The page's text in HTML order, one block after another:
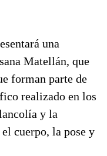
una
Matellán, que
forman parte de
realizado en los
y la
cuerpo, la pose y